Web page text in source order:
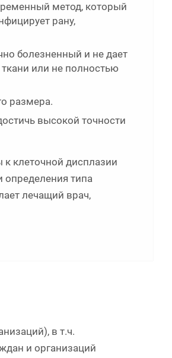
метод, который
рану,
болезненный и не дает
или не полностью
размера.
высокой точности
клеточной дисплазии
определения типа
лечащий врач,
в т.ч.
и организаций